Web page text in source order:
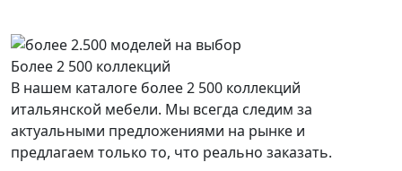
Более 2 500 коллекций
В нашем каталоге более 2 500 коллекций
итальянской мебели. Мы всегда следим за
актуальными предложениями на рынке и
предлагаем только то, что реально заказать.